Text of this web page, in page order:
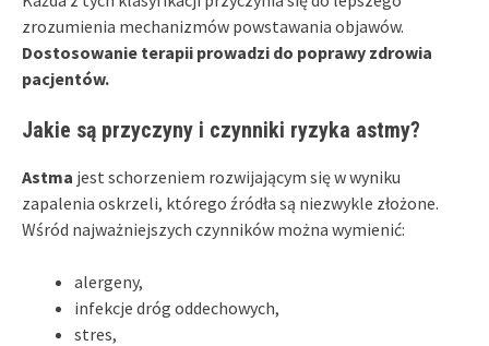
zrozumienia mechanizmów powstawania objawów.
Dostosowanie terapii prowadzi do poprawy zdrowia
pacjentów.
Jakie są przyczyny i czynniki ryzyka astmy?
Astma jest schorzeniem rozwijającym się w wyniku
zapalenia oskrzeli, którego źródła są niezwykle złożone.
Wśród najważniejszych czynników można wymienić:
alergeny,
infekcje dróg oddechowych,
stres,